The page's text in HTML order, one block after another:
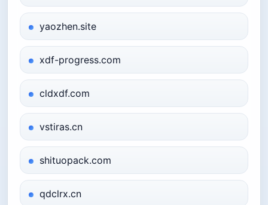
yaozhen.site
xdf-progress.com
cldxdf.com
vstiras.cn
shituopack.com
qdclrx.cn